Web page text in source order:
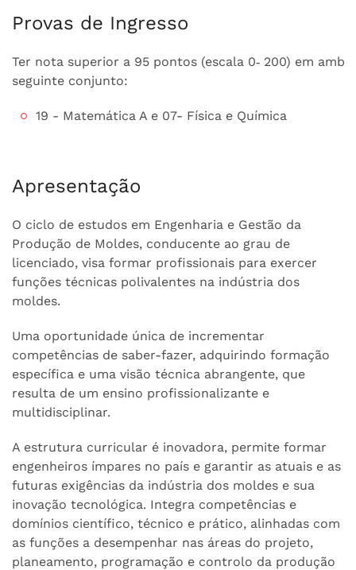
Provas de Ingresso
Ter nota superior a 95 pontos (escala 0‐ 200) em
seguinte conjunto:
19 - Matemática A e 07- Física e Química
Apresentação
O ciclo de estudos em Engenharia e Gestão da
Produção de Moldes, conducente ao grau de
licenciado, visa formar profissionais para exercer
funções técnicas polivalentes na indústria dos
moldes.
Uma oportunidade única de incrementar
competências de saber-fazer, adquirindo formação
específica e uma visão técnica abrangente, que
resulta de um ensino profissionalizante e
multidisciplinar.
A estrutura curricular é inovadora, permite formar
engenheiros ímpares no país e garantir as atuais e as
futuras exigências da indústria dos moldes e sua
inovação tecnológica. Integra competências e
domínios científico, técnico e prático, alinhadas com
as funções a desempenhar nas áreas do projeto,
planeamento, programação e controlo da produção